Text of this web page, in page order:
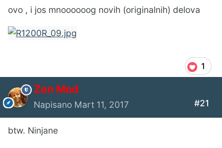
ovo , i jos mnoooooog novih (originalnih) delova
1
Zen Mod
Napisano Mart 11, 2017 #21
btw. Ninjane